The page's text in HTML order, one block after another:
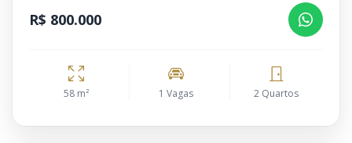
R$ 800.000
58 m² 1 Vagas 2 Quartos